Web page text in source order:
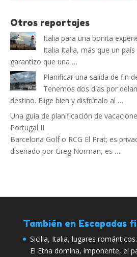
Otros reportajes
Italia para una bonita
Italia Italia, más que un
garantizo que una …
Planificar una salida de fin
Tenemos dos días por
destino. Elige bien y disfrútalo al …
Una guía de planificación de
Portugal II
Barcelona Golf o RCG El Prat; es
diseñado por Greg Norman, es …
También en Escapadas
Sicilia, Italia, lugares
El Etna domina, imponente, el